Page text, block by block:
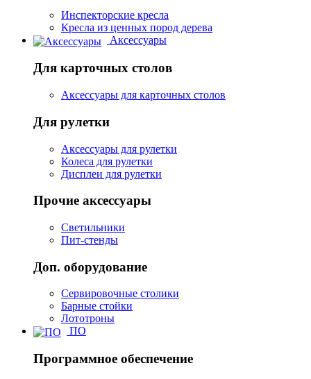
Инспекторские кресла
Кресла из ценных пород дерева
Аксессуары
Для карточных столов
Аксессуары для карточных столов
Для рулетки
Аксессуары для рулетки
Колеса для рулетки
Дисплеи для рулетки
Прочие аксессуары
Светильники
Пит-стенды
Доп. оборудование
Сервировочные столики
Барные стойки
Лототроны
ПО
Программное обеспечение